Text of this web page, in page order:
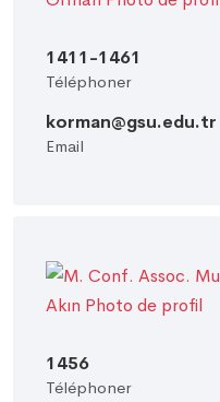
1411-1461
Téléphoner
korman@gsu.edu.tr
Email
1456
Téléphoner